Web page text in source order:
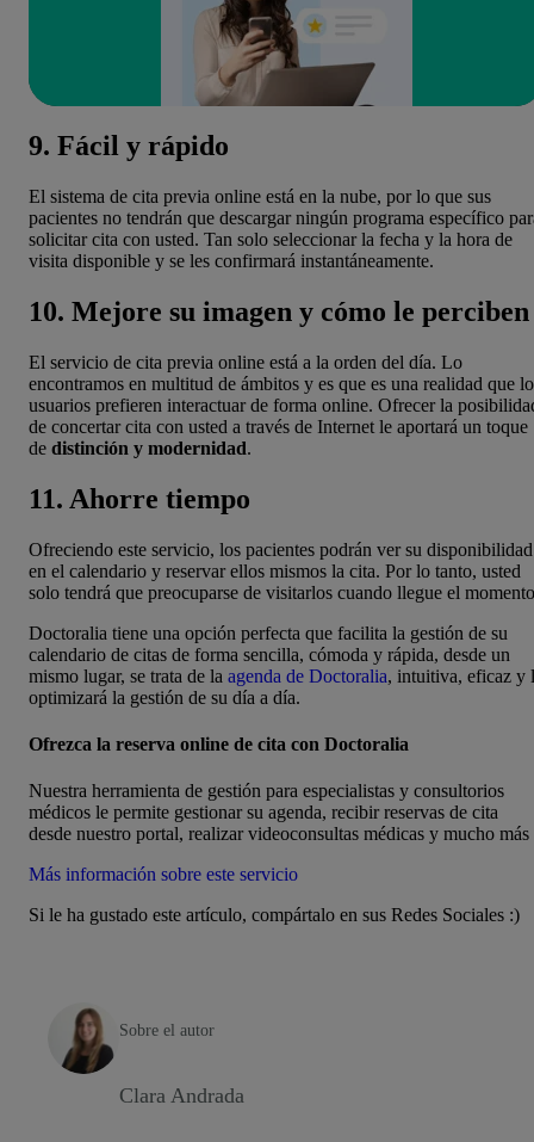
9. Fácil y rápido
El sistema de cita previa online está en la nube, por lo que sus
pacientes no tendrán que descargar ningún programa específico
solicitar cita con usted. Tan solo seleccionar la fecha y la hora de
visita disponible y se les confirmará instantáneamente.
10. Mejore su imagen y cómo le perciben
El servicio de cita previa online está a la orden del día. Lo
encontramos en multitud de ámbitos y es que es una realidad que
usuarios prefieren interactuar de forma online. Ofrecer la
de concertar cita con usted a través de Internet le aportará un toque
de distinción y modernidad.
11. Ahorre tiempo
Ofreciendo este servicio, los pacientes podrán ver su disponibilidad
en el calendario y reservar ellos mismos la cita. Por lo tanto, usted
solo tendrá que preocuparse de visitarlos cuando llegue el
Doctoralia tiene una opción perfecta que facilita la gestión de su
calendario de citas de forma sencilla, cómoda y rápida, desde un
mismo lugar, se trata de la agenda de Doctoralia, intuitiva, eficaz y
optimizará la gestión de su día a día.
Ofrezca la reserva online de cita con Doctoralia
Nuestra herramienta de gestión para especialistas y consultorios
médicos le permite gestionar su agenda, recibir reservas de cita
desde nuestro portal, realizar videoconsultas médicas y mucho más
Más información sobre este servicio
Si le ha gustado este artículo, compártalo en sus Redes Sociales :)
Sobre el autor
Clara Andrada